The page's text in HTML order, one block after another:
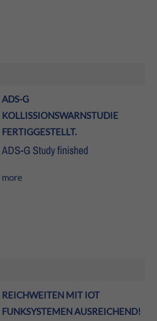
consectetuer adipiscing elit.
eget dolor. Aenean massa. Cum
ADS-G
KOLLISSIONSWARNSTUDIE
FERTIGGESTELLT.
ADS-G Study finished
more
REICHWEITEN MIT IOT
FUNKSYSTEMEN AUSREICHEND!